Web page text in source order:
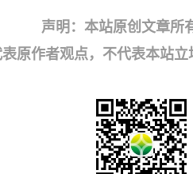
声明：本站原创文章所
原作者观点，不代表本站